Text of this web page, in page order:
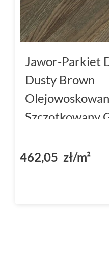
Jawor-Parkiet
Dusty Brown
Szczotkowany
7x120x1.3
462,05 zł/m²